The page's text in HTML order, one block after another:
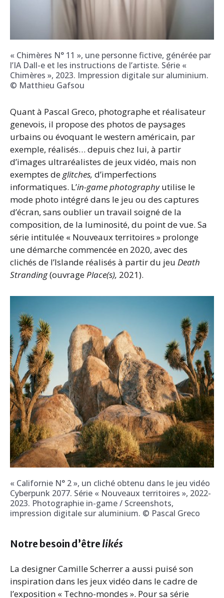
« Chimères N° 11 », une personne fictive, générée par
l’IA Dall-e et les instructions de l’artiste. Série «
Chimères », 2023. Impression digitale sur aluminium.
© Matthieu Gafsou
Quant à Pascal Greco, photographe et réalisateur
genevois, il propose des photos de paysages
urbains ou évoquant le western américain, par
exemple, réalisés… depuis chez lui, à partir
d’images ultraréalistes de jeux vidéo, mais non
exemptes deglitches, d’imperfections
informatiques. L’in-game photographyutilise le
mode photo intégré dans le jeu ou des captures
d’écran, sans oublier un travail soigné de la
composition, de la luminosité, du point de vue. Sa
série intitulée « Nouveaux territoires » prolonge
une démarche commencée en 2020, avec des
clichés de l’Islande réalisés à partir du jeu Death
Stranding(ouvragePlace(s), 2021).
« Californie N° 2 », un cliché obtenu dans le jeu vidéo
Cyberpunk 2077. Série « Nouveaux territoires », 2022-
2023. Photographie in-game / Screenshots,
impression digitale sur aluminium. © Pascal Greco
Notre besoin d’être likés
La designer Camille Scherrer a aussi puisé son
inspiration dans les jeux vidéo dans le cadre de
l’exposition « Techno-mondes ». Pour sa série